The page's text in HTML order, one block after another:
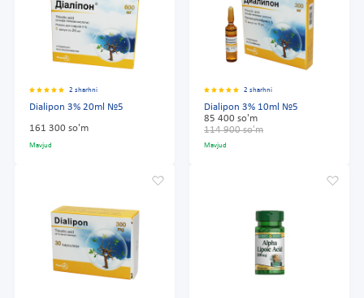
2 sharhni
Dialipon 3% 20ml №5
161 300 so'm
Mavjud
2 sharhni
Dialipon 3% 10ml №5
85 400 so'm
114 900 so'm
Mavjud